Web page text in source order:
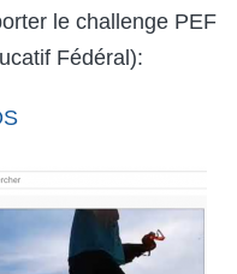
le challenge PEF
Fédéral):